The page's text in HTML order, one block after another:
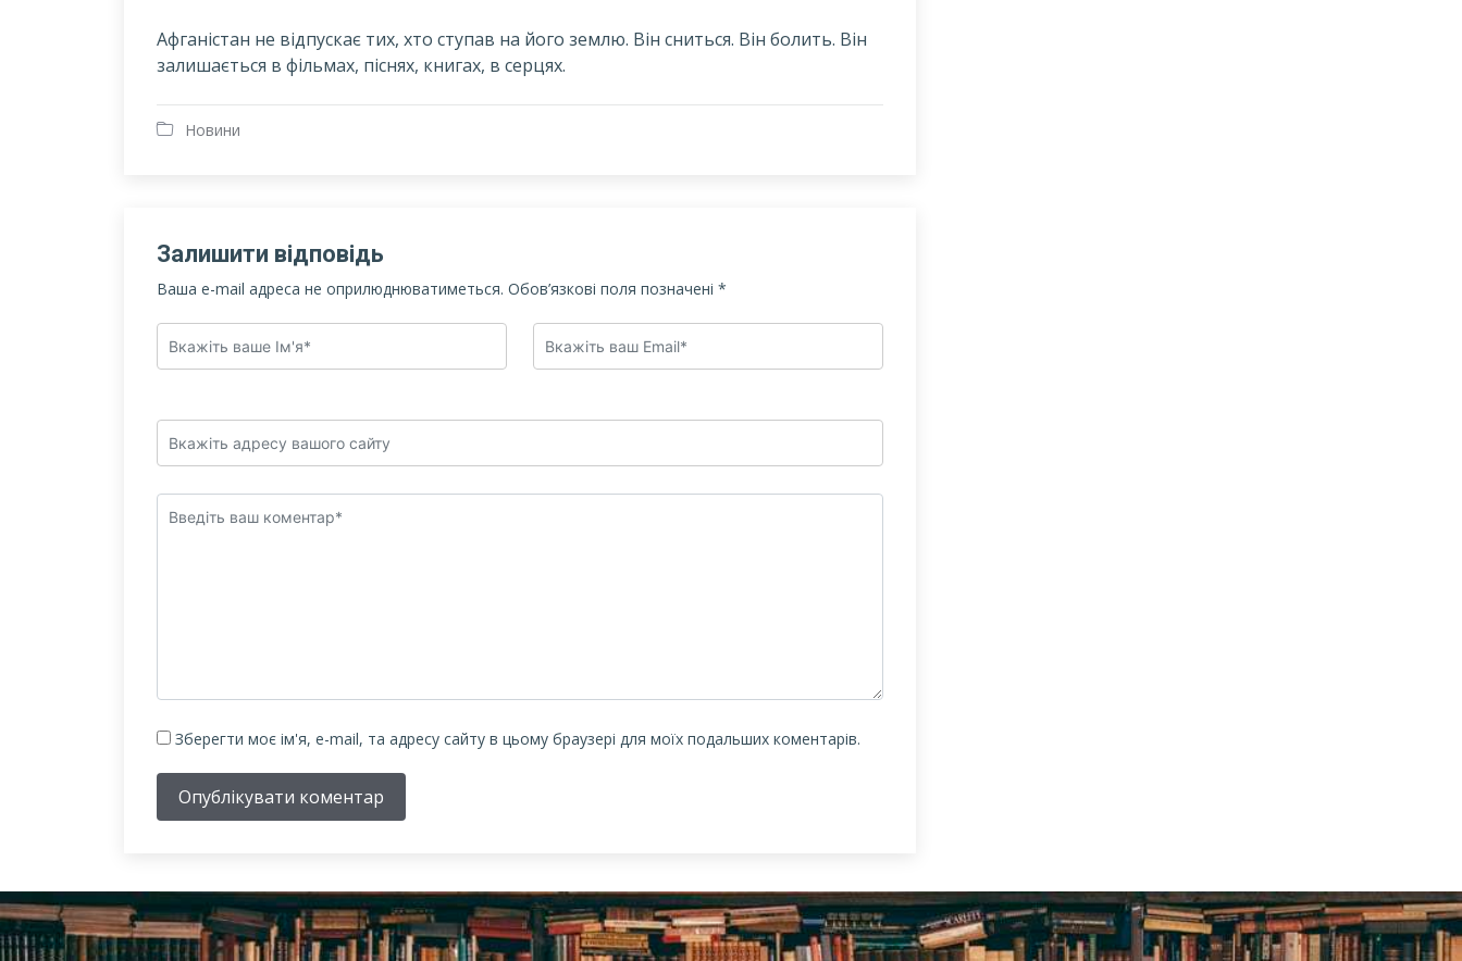
Афганістан не відпускає тих, хто ступав на його землю. Він сниться. Він болить. Він
залишається в фільмах, піснях, книгах, в серцях.
Новини
Залишити відповідь
Ваша e-mail адреса не оприлюднюватиметься. Обов’язкові поля позначені *
Зберегти моє ім'я, e-mail, та адресу сайту в цьому браузері для моїх подальших коментарів.
Опублікувати коментар